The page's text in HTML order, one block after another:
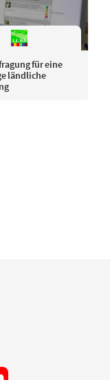
für eine
ländliche